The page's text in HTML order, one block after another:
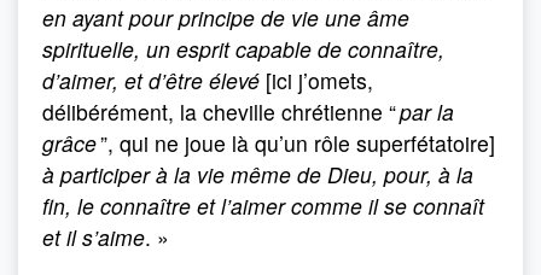
en ayant pour principe de vie une âme
spirituelle, un esprit capable de connaître,
d’aimer, et d’être élevé [ici j’omets,
délibérément, la cheville chrétienne “par la
grâce”, qui ne joue là qu’un rôle superfétatoire]
à participer à la vie même de Dieu, pour, à la
fin, le connaître et l’aimer comme il se connaît
et il s’aime. »